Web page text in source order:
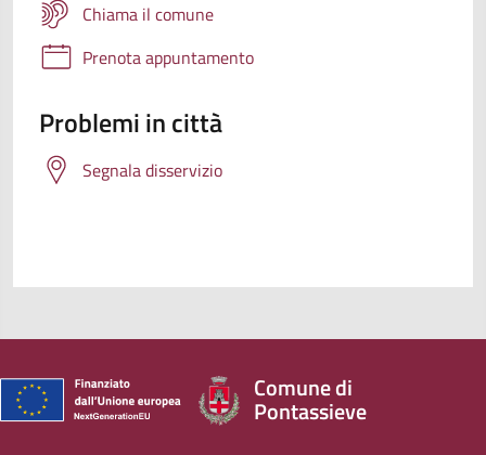
Chiama il comune
Prenota appuntamento
Problemi in città
Segnala disservizio
Comune di
Pontassieve